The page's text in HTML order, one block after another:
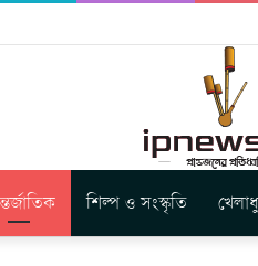
নতুন গান ‘Baljanggi’
শিল্প ও সংস্কৃতি